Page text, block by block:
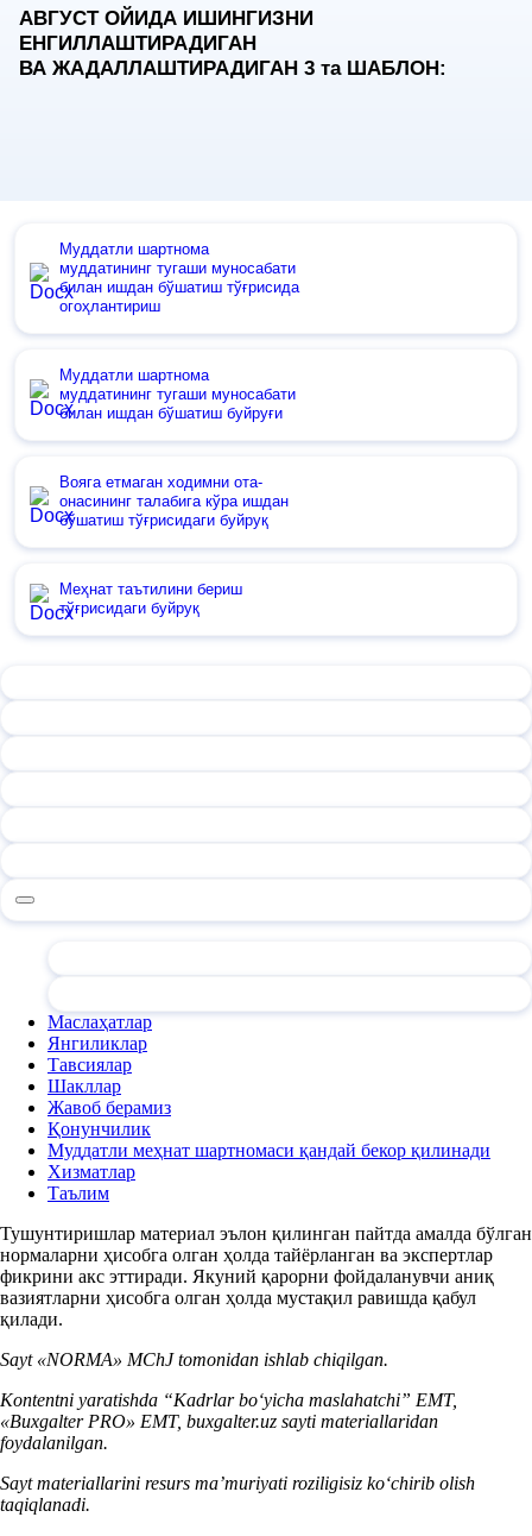
АВГУСТ ОЙИДА ИШИНГИЗНИ
ЕНГИЛЛАШТИРАДИГАН
ВА ЖАДАЛЛАШТИРАДИГАН 3 таШАБЛОН:
Муддатли шартнома
муддатининг тугаши муносабати
билан ишдан бўшатиш тўғрисида
огоҳлантириш
Муддатли шартнома
муддатининг тугаши муносабати
билан ишдан бўшатиш буйруғи
Вояга етмаган ходимни ота-
онасининг талабига кўра ишдан
бўшатиш тўғрисидаги буйруқ
Меҳнат таътилини бериш
тўғрисидаги буйруқ
Маслаҳатлар
Янгиликлар
Тавсиялар
Шакллар
Жавоб берамиз
Қонунчилик
Муддатли меҳнат шартномаси қандай бекор қилинади
Хизматлар
Таълим
Тушунтиришлар материал эълон қилинган пайтда амалда бўлган
нормаларни ҳисобга олган ҳолда тайёрланган ва экспертлар
фикрини акс эттиради. Якуний қарорни фойдаланувчи аниқ
вазиятларни ҳисобга олган ҳолда мустақил равишда қабул
қилади.
Sayt «NORMA» MChJ tomonidan ishlab chiqilgan.
Kontentni yaratishda “Kadrlar boʻyicha maslahatchi” EMT,
«Buxgalter PRO» EMT, buxgalter.uz sayti materiallaridan
foydalanilgan.
Sayt materiallarini resurs ma’muriyati roziligisiz koʻchirib olish
taqiqlanadi.